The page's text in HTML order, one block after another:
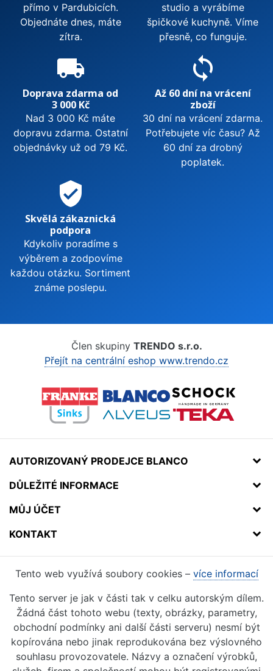
přímo v Pardubicích.
Objednáte dnes, máte
zítra.
studio a vyrábíme
špičkové kuchyně. Víme
přesně, co funguje.
local_shipping
Doprava zdarma od
3 000 Kč
Nad 3 000 Kč máte
dopravu zdarma. Ostatní
objednávky už od 79 Kč.
sync
Až 60 dní na vrácení
zboží
30 dní na vrácení zdarma.
Potřebujete víc času? Až
60 dní za drobný
poplatek.
verified_user
Skvělá zákaznická
podpora
Kdykoliv poradíme s
výběrem a zodpovíme
každou otázku. Sortiment
známe poslepu.
Člen skupiny TRENDO s.r.o.
Přejít na centrální eshop www.trendo.cz
AUTORIZOVANÝ PRODEJCE BLANCO
DŮLEŽITÉ INFORMACE
MŮJ ÚČET
KONTAKT
Tento web využívá soubory cookies – více informací
Tento server je jak v části tak v celku autorským dílem.
Žádná část tohoto webu (texty, obrázky, parametry,
obchodní podmínky ani další části serveru) nesmí být
kopírována nebo jinak reprodukována bez výslovného
souhlasu provozovatele. Názvy a označení výrobků,